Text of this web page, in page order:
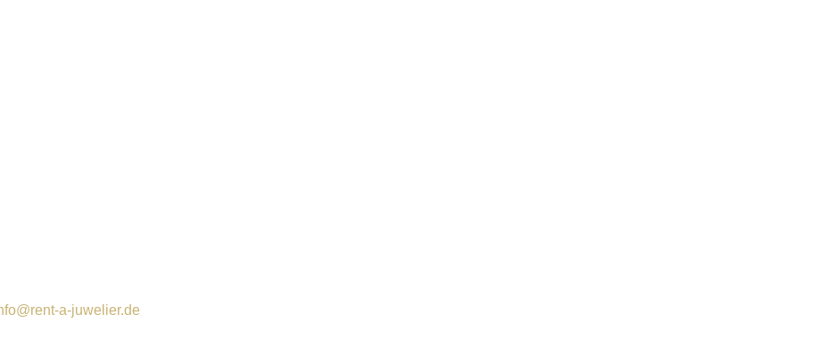
a-juwelier.de